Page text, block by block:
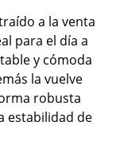
a la venta
para el día a
y cómoda
la vuelve
robusta
estabilidad de